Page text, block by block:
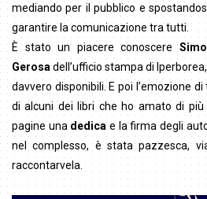
mediando per il pubblico e
garantire la comunicazione tra tutti.
È stato un piacere conoscere
Gerosadell’ufficio stampa di
davvero disponibili. E poi l’emozione
di alcuni dei libri che ho amato di
pagine una dedicae la firma degli
nel complesso, è stata pazzesca,
raccontarvela.